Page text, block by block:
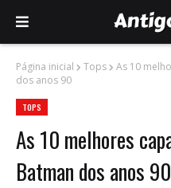
Página inicial Tops
As 10
dos anos 90
TOPS
As 10 melhores
Batman dos anos 90